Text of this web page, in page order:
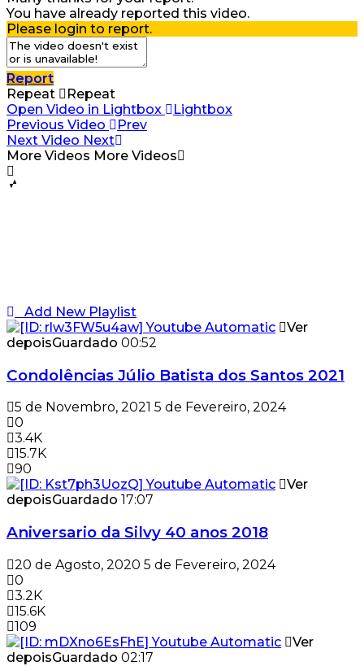
You have already reported this video.
Please login to report.
Report
Repeat
Repeat
Open Video in Lightbox
Lightbox
Previous Video
Prev
Next Video Next
More Videos More Videos
Add New Playlist
Ver
depoisGuardado 00:52
Condolências Júlio Batista dos Santos 2021
5 de Novembro, 2021 5 de Fevereiro, 2024
0
3.4K
15.7K
90
Ver
depoisGuardado 17:07
Aniversario da Silvy 40 anos 2018
20 de Agosto, 2020 5 de Fevereiro, 2024
0
3.2K
15.6K
109
Ver
depoisGuardado 02:17